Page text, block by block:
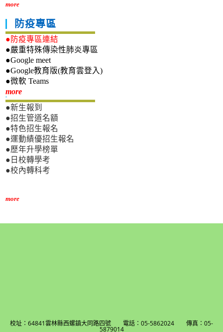
more
防疫專區
●防疫專區連結
●嚴重特殊傳染性肺炎專區
●Google meet
●Google教育版(教育雲登入)
●微軟 Teams
more新生專區
●新生報到
●招生管道名額
●特色招生報名
●運動績優招生報名
●歷年升學榜單
●日校轉學考
●校內轉科考
more
校址：64841雲林縣西螺鎮大同路四號 電話：05-5862024 傳真：05-
5879014